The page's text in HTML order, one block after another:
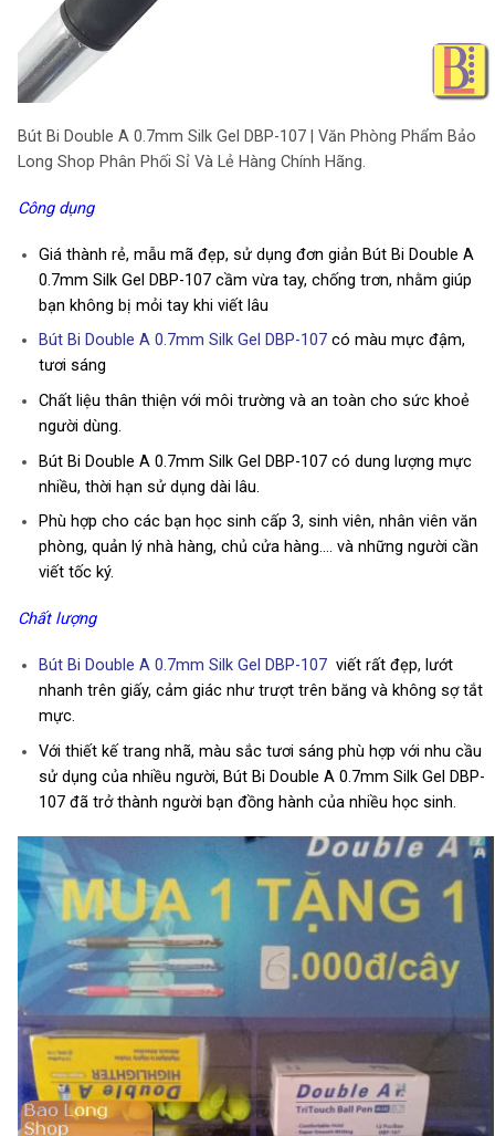
Bút Bi Double A 0.7mm Silk Gel DBP-107 | Văn Phòng Phẩm Bảo
Long Shop Phân Phối Sỉ Và Lẻ Hàng Chính Hãng.
Công dụng
Giá thành rẻ, mẫu mã đẹp, sử dụng đơn giản Bút Bi Double A
0.7mm Silk Gel DBP-107 cầm vừa tay, chống trơn, nhằm giúp
bạn không bị mỏi tay khi viết lâu
Bút Bi Double A 0.7mm Silk Gel DBP-107có màu mực đậm,
tươi sáng
Chất liệu thân thiện với môi trường và an toàn cho sức khoẻ
người dùng.
Bút Bi Double A 0.7mm Silk Gel DBP-107 có dung lượng mực
nhiều, thời hạn sử dụng dài lâu.
Phù hợp cho các bạn học sinh cấp 3, sinh viên, nhân viên văn
phòng, quản lý nhà hàng, chủ cửa hàng…. và những người cần
viết tốc ký.
Chất lượng
Bút Bi Double A 0.7mm Silk Gel DBP-107viết rất đẹp, lướt
nhanh trên giấy, cảm giác như trượt trên băng và không sợ tắt
mực.
Với thiết kế trang nhã, màu sắc tươi sáng phù hợp với nhu cầu
sử dụng của nhiều người, Bút Bi Double A 0.7mm Silk Gel DBP-
107 đã trở thành người bạn đồng hành của nhiều học sinh.